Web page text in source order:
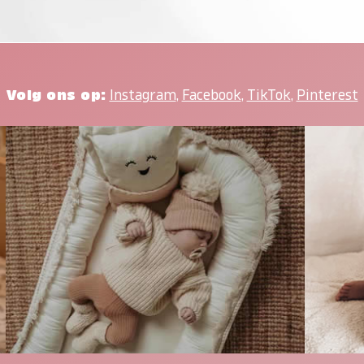
Volg ons op: Instagram, Facebook, TikTok, Pinterest